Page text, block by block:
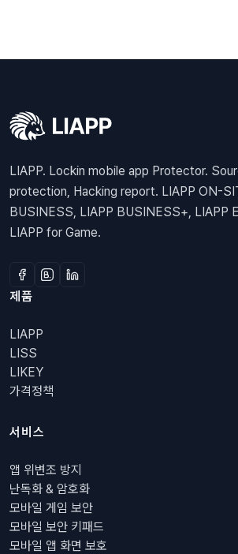
LIAPP. Lockin mobile app Protector.
protection, Hacking report. LIAPP ON-
BUSINESS, LIAPP BUSINESS+, LIAPP
LIAPP for Game.
제품
LIAPP
LISS
LIKEY
가격정책
서비스
앱 위변조 방지
난독화 & 암호화
모바일 게임 보안
모바일 보안 키패드
모바일 앱 화면 보호